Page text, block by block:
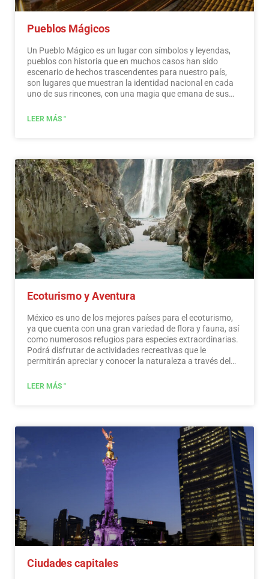
Pueblos Mágicos
Un Pueblo Mágico es un lugar con símbolos y leyendas,
pueblos con historia que en muchos casos han sido
escenario de hechos trascendentes para nuestro país,
son lugares que muestran la identidad nacional en cada
uno de sus rincones, con una magia que emana de sus
el encanto de México. El Programa Pueblos Mágicos
variadas para los visitantes nacionales y extranjeros. Un
pueblo que a través del tiempo y de cara a la modernidad,
ha conservado, valorado y defendido su patrimonio
histórico, cultural y natural; y lo manifiesta en diversas
expresiones a través de su patrimonio material e
inmaterial. Un Pueblo Mágico es un pueblo que tiene
atributos únicos, simbólicos, historias auténticas, hechos
trascendentes, vida cotidiana, lo que significa una gran
oportunidad para el aprovechamiento turístico, teniendo
en cuenta las motivaciones y necesidades de los viajeros.
…Leer más
LEER MÁS "
Ecoturismo y Aventura
México es uno de los mejores países para el ecoturismo,
ya que cuenta con una gran variedad de flora y fauna, así
como numerosos refugios para especies extraordinarias.
Podrá disfrutar de actividades recreativas que le
permitirán apreciar y conocer la naturaleza a través del
atracciones naturales, fauna silvestre y aves. En todo
mucho más, creemos que México es un paraíso para el
Leer más
LEER MÁS "
Ciudades capitales